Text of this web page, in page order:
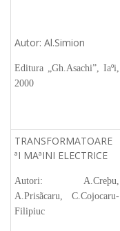
Autor: Al.Simion
Editura „Gh.Asachi”, Iaºi,
2000
TRANSFORMATOARE
ªI MAªINI ELECTRICE
Autori: A.Creþu,
A.Prisãcaru, C.Cojocaru-
Filipiuc